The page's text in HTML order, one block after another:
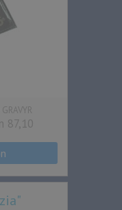
GRAVYR
87,10